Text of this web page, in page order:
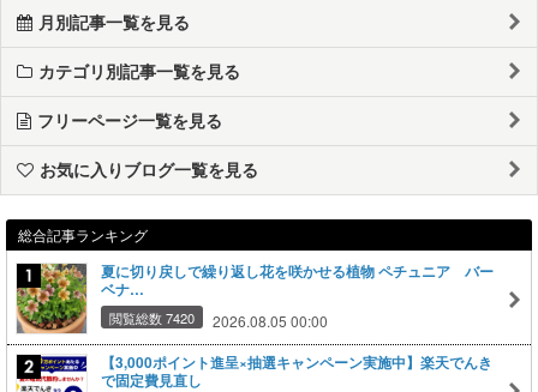
月別記事一覧を見る
カテゴリ別記事一覧を見る
フリーページ一覧を見る
お気に入りブログ一覧を見る
総合記事ランキング
夏に切り戻しで繰り返し花を咲かせる植物 ペチュニア バー
ベナ…
閲覧総数 7420 2026.08.05 00:00
【3,000ポイント進呈×抽選キャンペーン実施中】楽天でんき
で固定費見直し